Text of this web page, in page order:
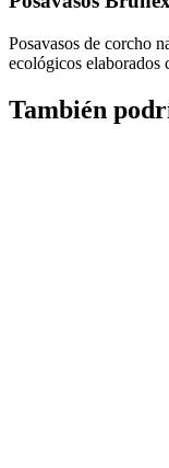
Posavasos de corcho
ecológicos elaborados
También